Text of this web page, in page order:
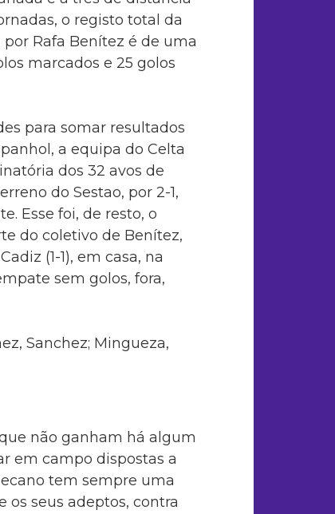
o registo total da
Rafa Benítez é de uma
marcados e 25 golos
para somar resultados
a equipa do Celta
dos 32 avos de
do Sestao, por 2-1,
Esse foi, de resto, o
do coletivo de Benítez,
(1-1), em casa, na
sem golos, fora,
Sanchez; Mingueza,
não ganham há algum
em campo dispostas a
tem sempre uma
seus adeptos, contra